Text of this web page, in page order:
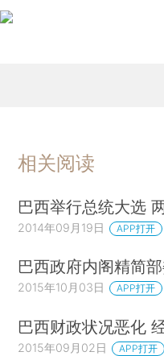
相关阅读
巴西举行总统大选
2014年09月19日 APP打开
巴西政府内阁精简
2015年10月03日 APP打开
巴西财政状况恶化
2015年09月02日 APP打开